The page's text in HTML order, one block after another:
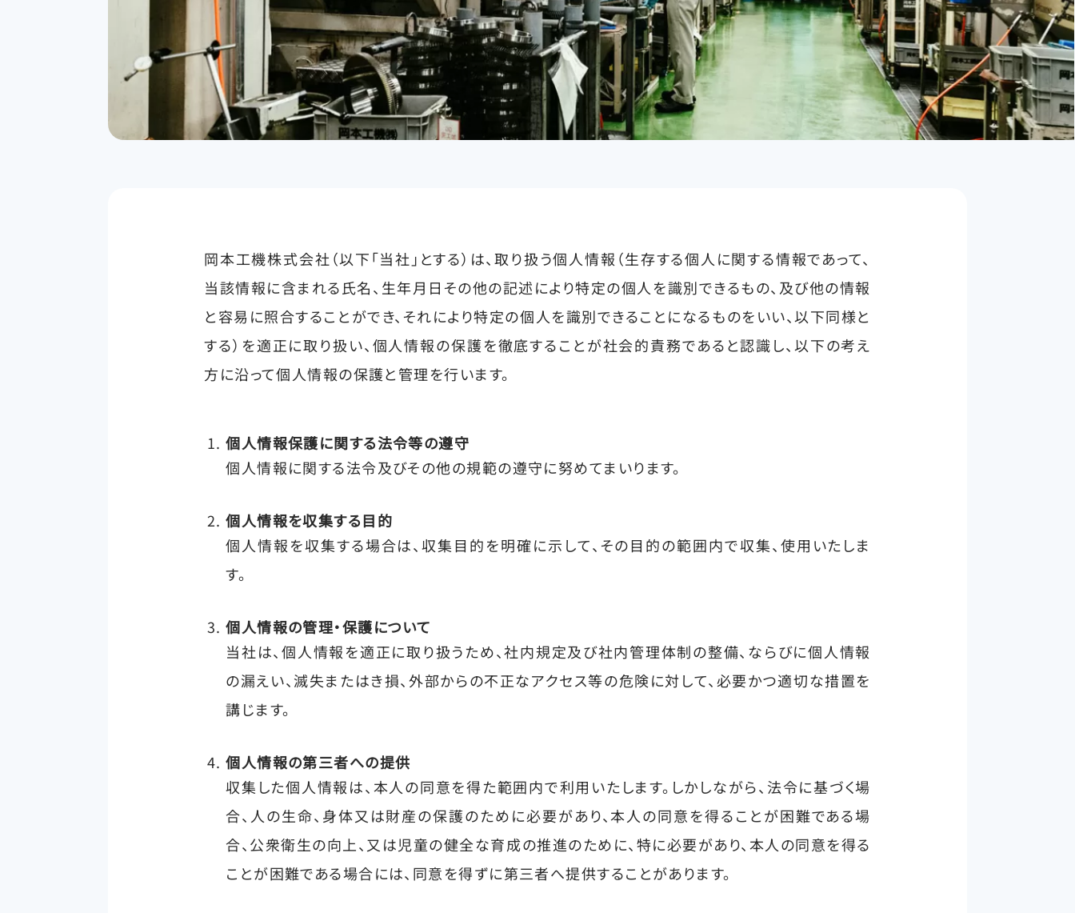
岡本工機株式会社（以下「当社」とする）は、取り扱う個人情報（生存する個人に関する情報であって、
当該情報に含まれる氏名、生年月日その他の記述により特定の個人を識別できるもの、及び他の情報
と容易に照合することができ、それにより特定の個人を識別できることになるものをいい、以下同様と
する）を適正に取り扱い、個人情報の保護を徹底することが社会的責務であると認識し、以下の考え
方に沿って個人情報の保護と管理を行います。
個人情報保護に関する法令等の遵守
個人情報に関する法令及びその他の規範の遵守に努めてまいります。
個人情報を収集する目的
個人情報を収集する場合は、収集目的を明確に示して、その目的の範囲内で収集、使用いたしま
す。
個人情報の管理・保護について
当社は、個人情報を適正に取り扱うため、社内規定及び社内管理体制の整備、ならびに個人情報
の漏えい、滅失またはき損、外部からの不正なアクセス等の危険に対して、必要かつ適切な措置を
講じます。
個人情報の第三者への提供
収集した個人情報は、本人の同意を得た範囲内で利用いたします。しかしながら、法令に基づく場
合、人の生命、身体又は財産の保護のために必要があり、本人の同意を得ることが困難である場
合、公衆衛生の向上、又は児童の健全な育成の推進のために、特に必要があり、本人の同意を得る
ことが困難である場合には、同意を得ずに第三者へ提供することがあります。